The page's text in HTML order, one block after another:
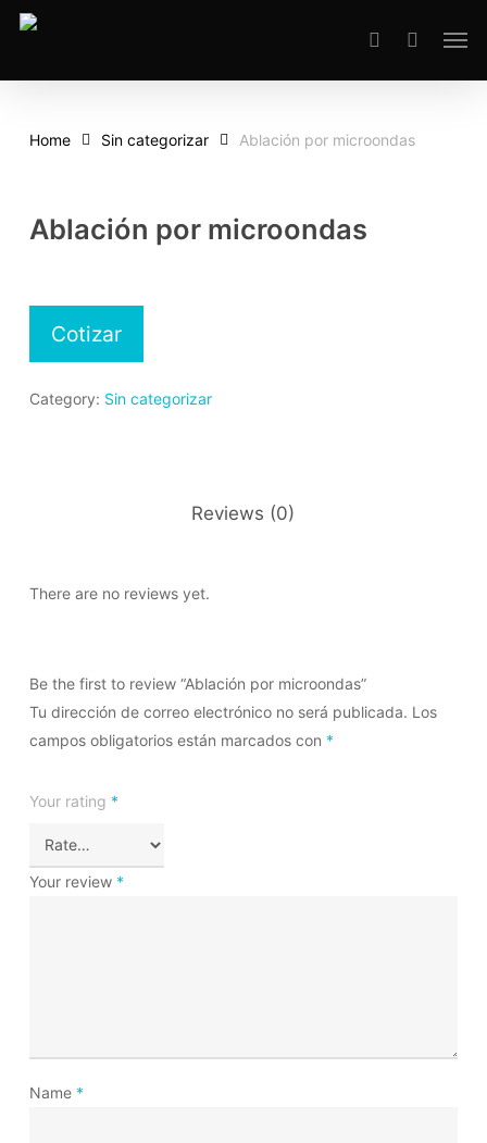
Skip
search
Home Sin categorizar Ablación por microondas
Ablación por microondas
Cotizar
Category: Sin categorizar
Reviews (0)
There are no reviews yet.
Be the first to review “Ablación por microondas”
Tu dirección de correo electrónico no será publicada. Los
campos obligatorios están marcados con *
Your rating *
Your review *
Name *